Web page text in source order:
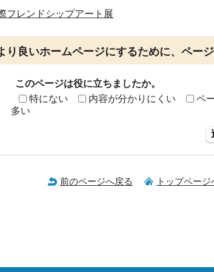
フレンドシップアート展
り良いホームページにするために、ペー
このページは役に立ちましたか。
特にない
内容が分かりにくい ペ
多い
前のページへ戻る トップページ